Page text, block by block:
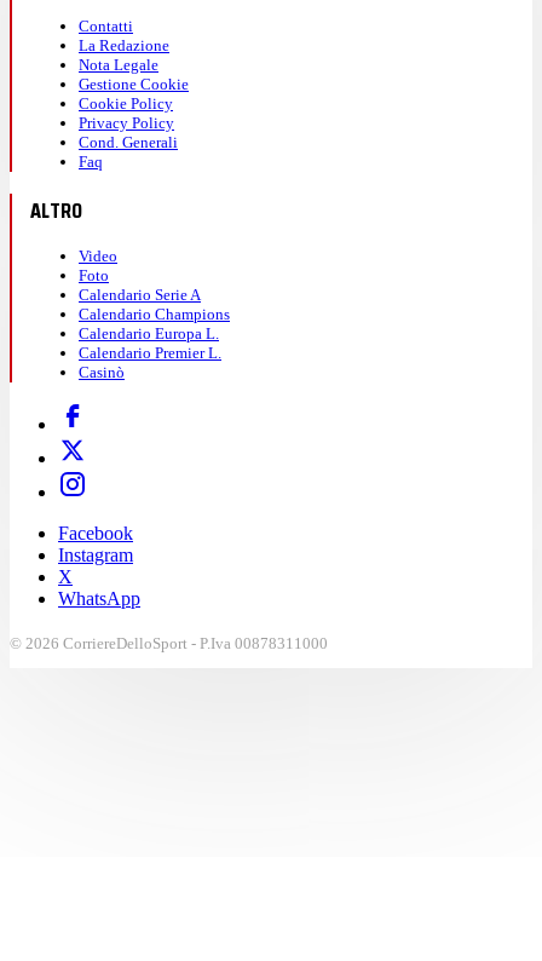
Contatti
La Redazione
Nota Legale
Gestione Cookie
Cookie Policy
Privacy Policy
Cond. Generali
Faq
ALTRO
Video
Foto
Calendario Serie A
Calendario Champions
Calendario Europa L.
Calendario Premier L.
Casinò
Facebook
Instagram
X
WhatsApp
© 2026 CorriereDelloSport - P.Iva 00878311000